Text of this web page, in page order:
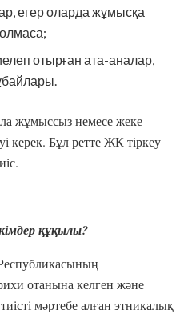
егер оларда жұмысқа
отырған ата-аналар,
жұмыссыз немесе жеке
керек. Бұл ретте ЖК тіркеу
құқылы?
отанына келген және
мәртебе алған этникалық